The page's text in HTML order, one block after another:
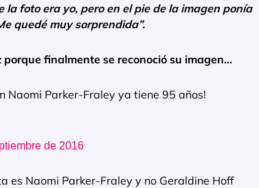
la foto era yo, pero en el pie de la imagen ponía
quedé muy sorprendida”.
finalmente se reconoció su imagen…
Naomi Parker-Fraley ya tiene 95 años!
de 2016
es Naomi Parker-Fraley y no Geraldine Hoff